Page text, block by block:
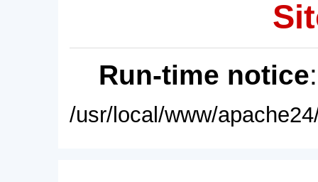
Run-time notice
/usr/local/www/